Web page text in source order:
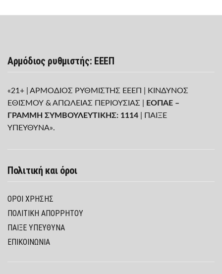
Αρμόδιος ρυθμιστής: ΕΕΕΠ
«21+ | ΑΡΜΟΔΙΟΣ ΡΥΘΜΙΣΤΗΣ ΕΕΕΠ | ΚΙΝΔΥΝΟΣ
ΕΘΙΣΜΟΥ & ΑΠΩΛΕΙΑΣ ΠΕΡΙΟΥΣΙΑΣ |
ΕΟΠΑΕ –
ΓΡΑΜΜΗ ΣΥΜΒΟΥΛΕΥΤΙΚΗΣ: 1114 | ΠΑΙΞΕ
ΥΠΕΥΘΥΝΑ».
Πολιτική και όροι
ΌΡΟΙ ΧΡΉΣΗΣ
ΠΟΛΙΤΙΚΉ ΑΠΟΡΡΉΤΟΥ
ΠΑΊΞΕ ΥΠΕΎΘΥΝΑ
ΕΠΙΚΟΙΝΩΝΙΑ